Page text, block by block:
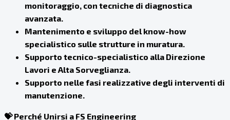
monitoraggio, con tecniche di diagnostica
avanzata.
Mantenimento e sviluppo del know-how
specialistico sulle strutture in muratura.
Supporto tecnico-specialistico alla Direzione
Lavori e Alta Sorveglianza.
Supporto nelle fasi realizzative degli interventi di
manutenzione.
💝 Perché Unirsi a FS Engineering